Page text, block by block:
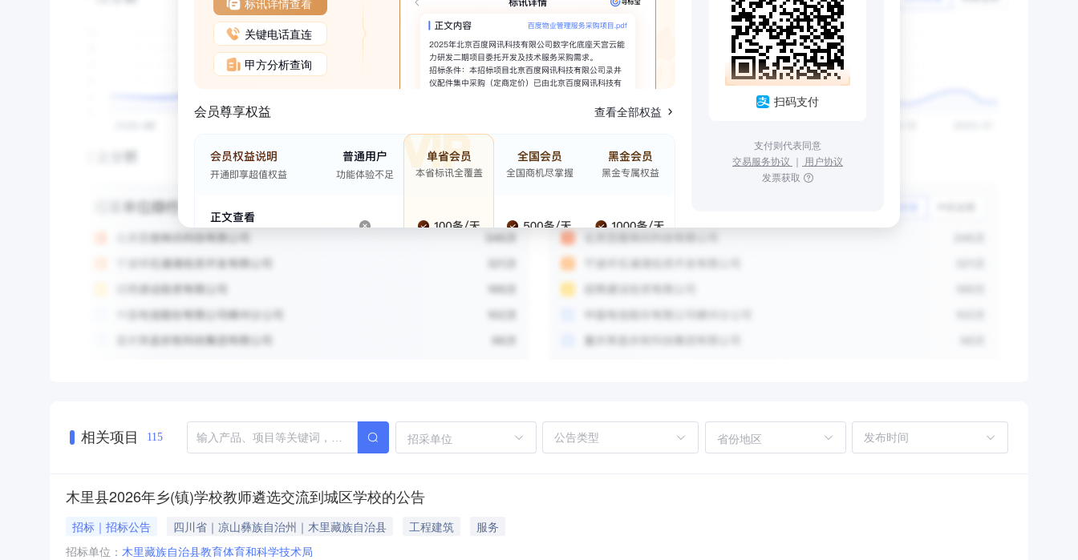
关键电话直连
甲方分析查询
会员尊享权益 查看全部权益
扫码支付
支付则代表同意
交易服务协议 ｜ 用户协议
发票获取
相关项目 115 招采单位 省份地区
木里县2026年乡(镇)学校教师遴选交流到城区学校的公告
招标｜招标公告 四川省｜凉山彝族自治州｜木里藏族自治县 工程建筑
服务
招标单位： 木里藏族自治县教育体育和科学技术局